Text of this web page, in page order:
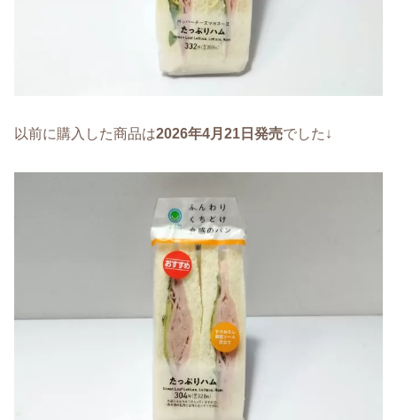
以前に購入した商品は2026年4月21日発売でした↓